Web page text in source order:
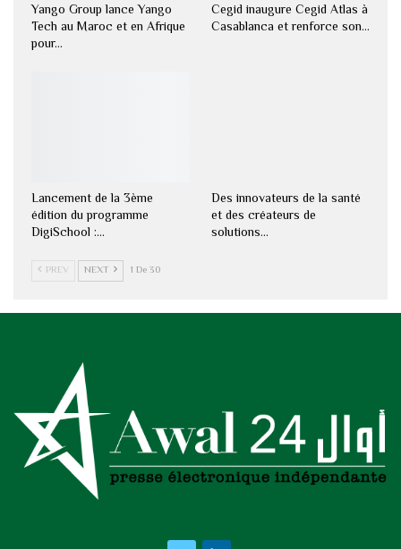
Yango Group lance Yango
Tech au Maroc et en Afrique
pour…
Cegid inaugure Cegid Atlas à
Casablanca et renforce son…
Lancement de la 3ème
édition du programme
DigiSchool :…
Des innovateurs de la santé
et des créateurs de
solutions…
PREV NEXT 1 De 30